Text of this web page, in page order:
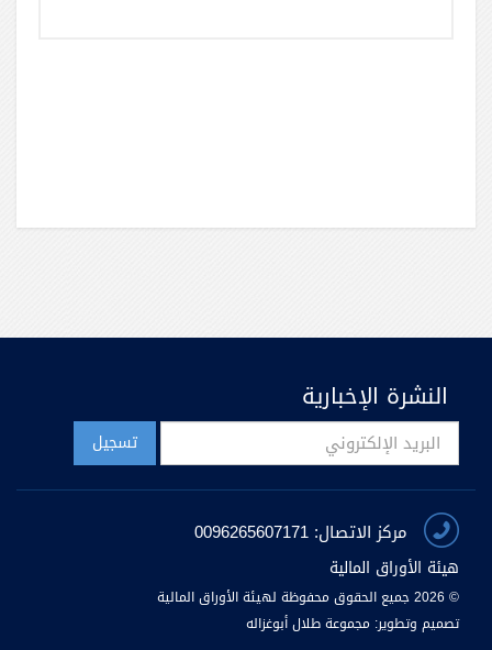
النشرة الإخبارية
مركز الاتصال: 0096265607171
هيئة الأوراق المالية
© 2026 جميع الحقوق محفوظة لهيئة الأوراق المالية
تصميم وتطوير: مجموعة طلال أبوغزاله